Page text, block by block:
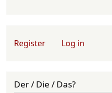
User account menu
Register Log in
Der / Die / Das?